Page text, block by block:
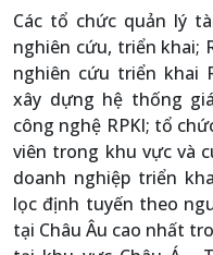
Các tổ chức quản lý
nghiên cứu, triển khai;
nghiên cứu triển khai
xây dựng hệ thống
công nghệ RPKI; tổ
viên trong khu vực và
doanh nghiệp triển
lọc định tuyến theo
tại Châu Âu cao nhất